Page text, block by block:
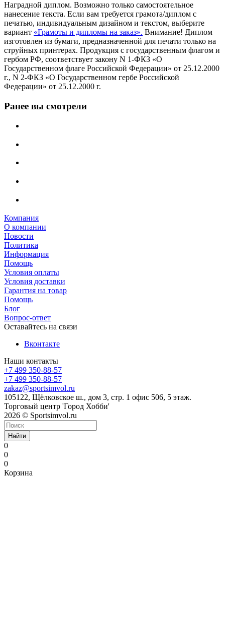
Наградной диплом. Возможно только самостоятельное
нанесение текста. Если вам требуется грамота/диплом с
печатью, индивидуальным дизайном и текстом, выберите
вариант «Грамоты и дипломы на заказ». Внимание! Диплом
изготовлен из бумаги, предназначенной для печати только на
струйных принтерах. Продукция с государственным флагом и
гербом РФ, соответствует закону N 1-ФКЗ «О
Государственном флаге Российской Федерации» от 25.12.2000
г., N 2-ФКЗ «О Государственном гербе Российской
Федерации» от 25.12.2000 г.
Ранее вы смотрели
Компания
О компании
Новости
Политика
Информация
Помощь
Условия оплаты
Условия доставки
Гарантия на товар
Помощь
Блог
Вопрос-ответ
Оставайтесь на связи
Вконтакте
Наши контакты
+7 499 350-88-57
+7 499 350-88-57
zakaz@sportsimvol.ru
105122, Щёлковское ш., дом 3, стр. 1 офис 506, 5 этаж.
Торговый центр 'Город Хобби'
2026 © Sportsimvol.ru
Найти
0
0
0
Корзина